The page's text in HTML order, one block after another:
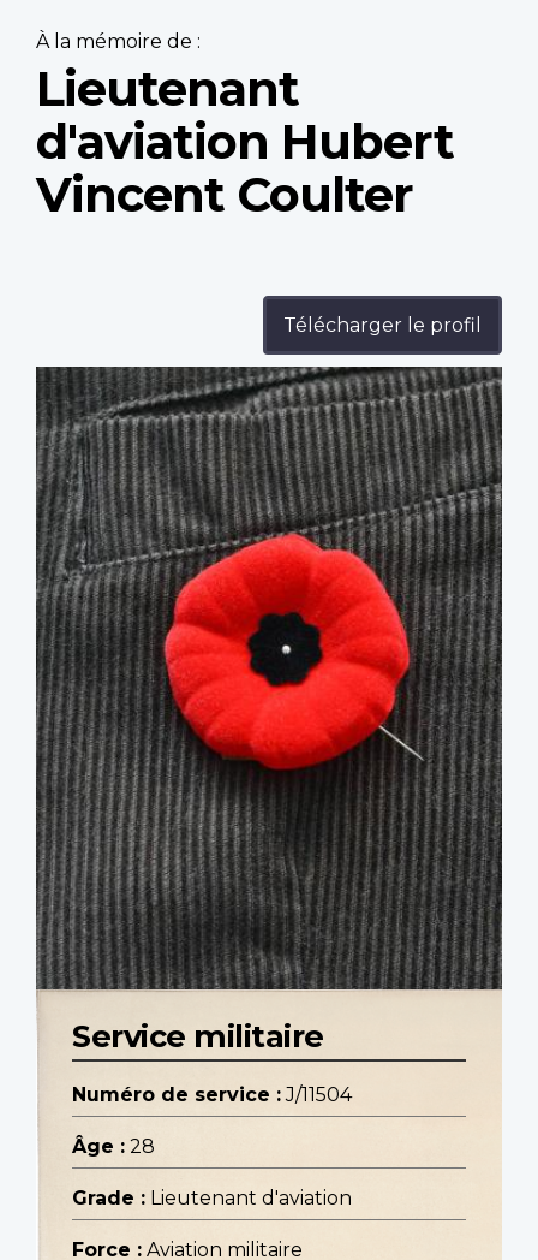
À la mémoire de :
Lieutenant
d'aviation Hubert
Vincent Coulter
Télécharger le profil
Profile
image
Service militaire
Numéro de service : J/11504
Âge : 28
Grade : Lieutenant d'aviation
Force : Aviation militaire